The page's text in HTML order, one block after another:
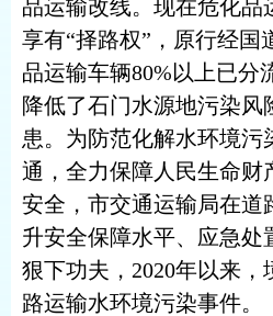
品运输改线。现在危化品
享有“择路权”，原行经国
品运输车辆80%以上已分
降低了石门水源地污染风
患。为防范化解水环境污
通，全力保障人民生命财
安全，市交通运输局在道
升安全保障水平、应急处
狠下功夫，2020年以来
路运输水环境污染事件。